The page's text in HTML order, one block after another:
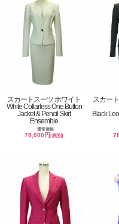
スカートスーツ ホワイト
White Collarless One Button
Jacket & Pencil Skirt
Ensemble
通常価格
78,000円(税別)
スカー
Black